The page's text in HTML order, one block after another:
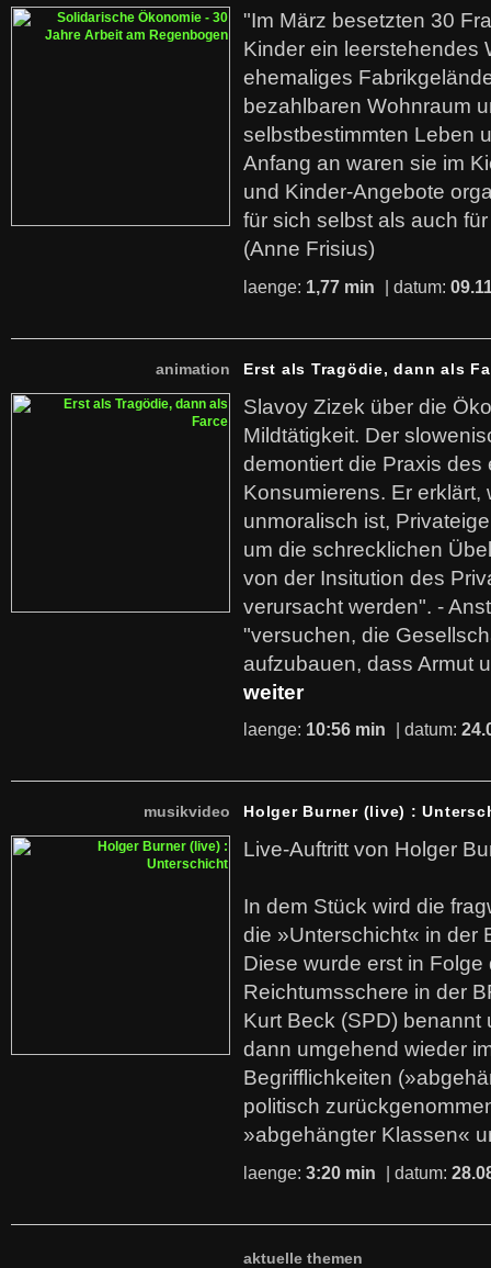
"Im März besetzten 30
Kinder ein leerstehendes
ehemaliges
bezahlbaren Wohnraum
selbstbestimmten Leben
Anfang an waren sie im
und Kinder-Angebote
für sich selbst als auch
(Anne Frisius)
laenge: 1,77 min | datum:
animation Erst als Tragödie, dann als
Slavoy Zizek über die
Mildtätigkeit. Der
demontiert die Praxis des
Konsumierens. Er erklärt,
unmoralisch ist,
um die schrecklichen
von der Insitution des
verursacht werden". -
"versuchen, die
aufzubauen, dass Armut
weiter
laenge: 10:56 min | datum:
musikvideo Holger Burner (live) :
Live-Auftritt von Holger
In dem Stück wird die
die »Unterschicht« in der
Diese wurde erst in
Reichtumsschere in der
Kurt Beck (SPD)
dann umgehend wieder
Begrifflichkeiten
politisch
»abgehängter Klassen«
laenge: 3:20 min | datum:
aktuelle themen